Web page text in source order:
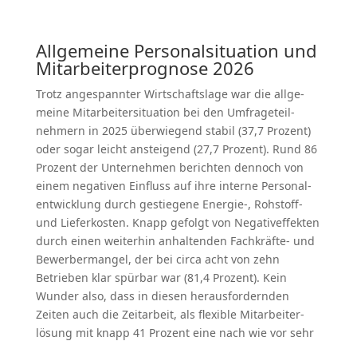
Allge­meine Perso­nal­si­tuation und
Mitar­bei­ter­pro­gnose 2026
Trotz angespannter Wirtschaftslage war die allge­
meine Mitar­bei­ter­si­tuation bei den Umfra­ge­teil­
nehmern in 2025 überwiegend stabil (37,7 Prozent)
oder sogar leicht ansteigend (27,7 Prozent). Rund 86
Prozent der Unter­nehmen berichten dennoch von
einem negativen Einfluss auf ihre interne Perso­nal­
ent­wicklung durch gestiegene Energie‑, Rohstoff-
und Liefer­kosten. Knapp gefolgt von Negativ­ef­fekten
durch einen weiterhin anhal­tenden Fachkräfte- und
Bewer­ber­mangel, der bei circa acht von zehn
Betrieben klar spürbar war (81,4 Prozent). Kein
Wunder also, dass in diesen heraus­for­dernden
Zeiten auch die Zeitarbeit, als flexible Mitar­bei­ter­
lösung mit knapp 41 Prozent eine nach wie vor sehr